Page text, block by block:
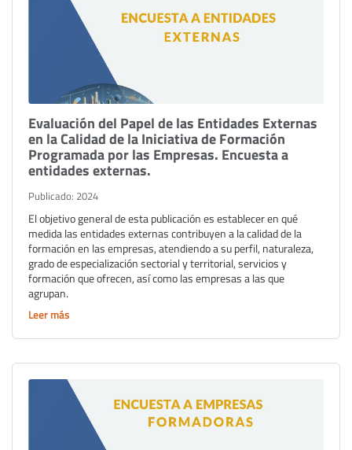
Evaluación del Papel de las Entidades Externas
en la Calidad de la Iniciativa de Formación
Programada por las Empresas. Encuesta a
entidades externas.
Publicado: 2024
El objetivo general de esta publicación es establecer en qué
medida las entidades externas contribuyen a la calidad de la
formación en las empresas, atendiendo a su perfil, naturaleza,
grado de especialización sectorial y territorial, servicios y
formación que ofrecen, así como las empresas a las que
agrupan.
Leer más